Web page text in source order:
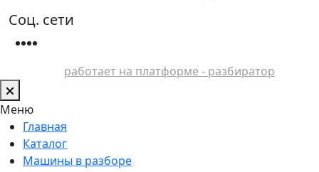
Соц. сети
работает на платформе - разбиратор
Меню
Главная
Каталог
Машины в разборе